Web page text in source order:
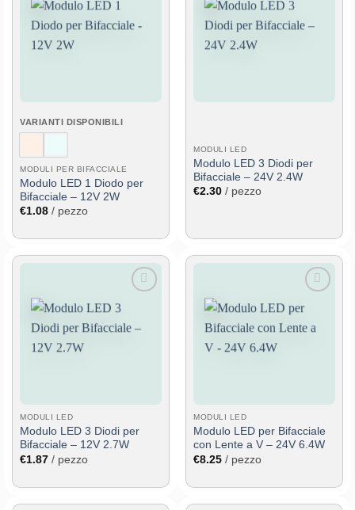
alla lista
dei
VARIANTI DISPONIBILI
MODULI PER BIFACCIALE
Modulo LED 1 Diodo per
Bifacciale – 12V 2W
€1.08 / pezzo
alla lista
dei
MODULI LED
Modulo LED 3 Diodi per
Bifacciale – 24V 2.4W
€2.30 / pezzo
Aggiungi
alla lista
dei
MODULI LED
Modulo LED 3 Diodi per
Bifacciale – 12V 2.7W
€1.87 / pezzo
alla lista
dei
MODULI LED
Modulo LED per Bifacciale
con Lente a V – 24V 6.4W
€8.25 / pezzo